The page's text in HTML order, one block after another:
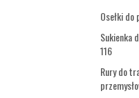
Osełki
Sukienka
116
Rury do